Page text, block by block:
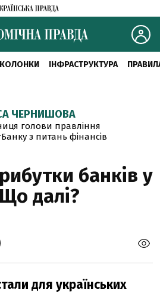
КОЛОНКИ ІНФРАСТРУКТУРА
ЧЕРНИШОВА
голови правління
з питань фінансів
банків у
далі?
для українських